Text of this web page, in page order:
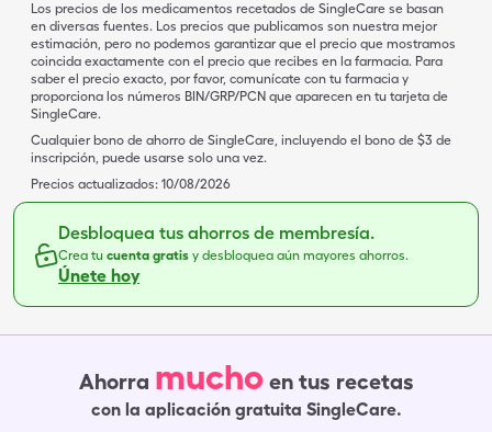
Los precios de los medicamentos recetados de SingleCare se basan
en diversas fuentes. Los precios que publicamos son nuestra mejor
estimación, pero no podemos garantizar que el precio que mostramos
coincida exactamente con el precio que recibes en la farmacia. Para
saber el precio exacto, por favor, comunícate con tu farmacia y
proporciona los números BIN/GRP/PCN que aparecen en tu tarjeta de
SingleCare.
Cualquier bono de ahorro de SingleCare, incluyendo el bono de $3 de
inscripción, puede usarse solo una vez.
Precios actualizados: 10/08/2026
Desbloquea tus ahorros de membresía.
Crea tu cuenta gratis y desbloquea aún mayores ahorros.
Únete hoy
Ahorra mucho en tus recetas
con la aplicación gratuita SingleCare.